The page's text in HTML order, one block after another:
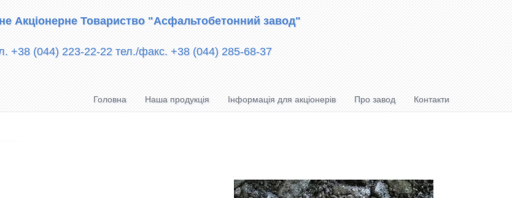
Акціонерне Товариство "Асфальтобетонний завод"
+38 (044) 223-22-22 тел./факс. +38 (044) 285-68-37
Головна Наша продукція Інформація для акціонерів Про завод Контакти